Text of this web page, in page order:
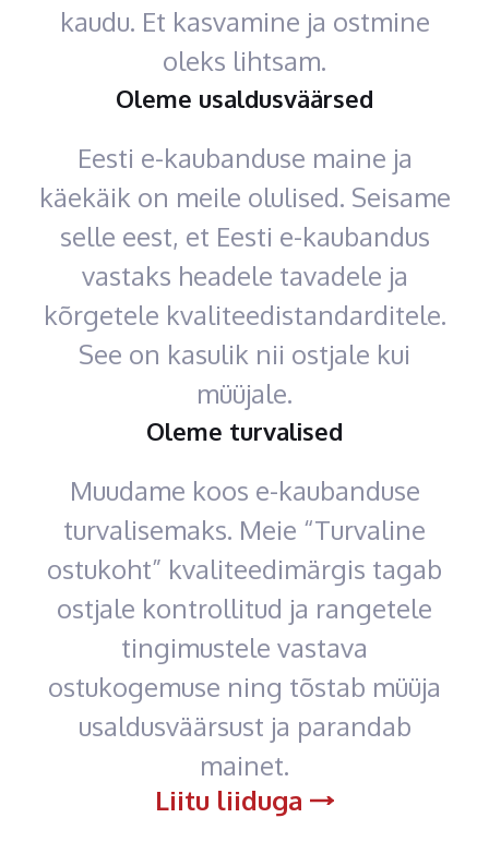
kaudu. Et kasvamine ja ostmine
oleks lihtsam.
Oleme usaldusväärsed
Eesti e-kaubanduse maine ja
käekäik on meile olulised. Seisame
selle eest, et Eesti e-kaubandus
vastaks headele tavadele ja
kõrgetele kvaliteedistandarditele.
See on kasulik nii ostjale kui
müüjale.
Oleme turvalised
Muudame koos e-kaubanduse
turvalisemaks. Meie “Turvaline
ostukoht” kvaliteedimärgis tagab
ostjale kontrollitud ja rangetele
tingimustele vastava
ostukogemuse ning tõstab müüja
usaldusväärsust ja parandab
mainet.
Liitu liiduga